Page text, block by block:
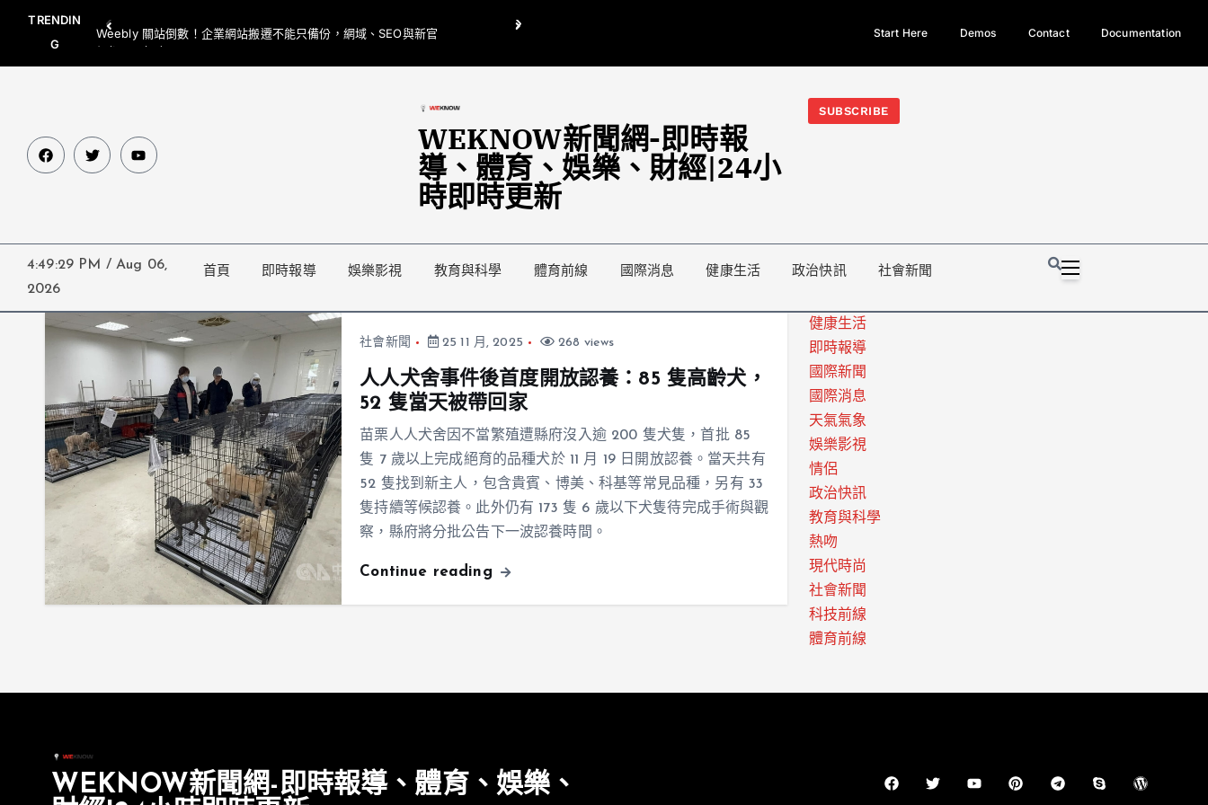
TRENDIN
G
Weebly 關站倒數！企業網站搬遷不能只備份，網域、SEO與新官
網都要一起處理
翁曉玲喊刪陸委會1295萬媒宣費惹議 梁文傑回「只能靠嘴巴」
今日熱門新聞TOP3｜西拉雅族正式成第17個原住民族、立院電競
光電場回
Start Here Demos Contact Documentation
WEKNOW新聞網-即時報
導、體育、娛樂、財經|24小
時即時更新
SUBSCRIBE
4:49:29 PM / Aug 06,
2026
首頁 即時報導 娛樂影視 教育與科學 體育前線 國際消息 健康生活 政治快訊 社會新聞
社會新聞 25 11 月, 2025 268 views
人人犬舍事件後首度開放認養：85 隻高齡犬，
52 隻當天被帶回家
苗栗人人犬舍因不當繁殖遭縣府沒入逾 200 隻犬隻，首批 85
隻 7 歲以上完成絕育的品種犬於 11 月 19 日開放認養。當天共有
52 隻找到新主人，包含貴賓、博美、科基等常見品種，另有 33
隻持續等候認養。此外仍有 173 隻 6 歲以下犬隻待完成手術與觀
察，縣府將分批公告下一波認養時間。
Continue reading
健康生活
即時報導
國際新聞
國際消息
天氣氣象
娛樂影視
情侶
政治快訊
教育與科學
熱吻
現代時尚
社會新聞
科技前線
體育前線
WEKNOW新聞網-即時報導、體育、娛樂、